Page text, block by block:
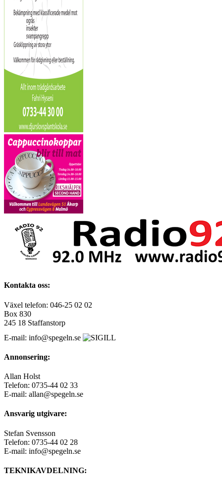
Kontakta oss:
Växel telefon: 046-25 02 02
Box 830
245 18 Staffanstorp
E-mail: info@spegeln.se
Annonsering:
Allan Holst
Telefon: 0735-44 02 33
E-mail: allan@spegeln.se
Ansvarig utgivare:
Stefan Svensson
Telefon: 0735-44 02 28
E-mail: info@spegeln.se
TEKNIKAVDELNING: